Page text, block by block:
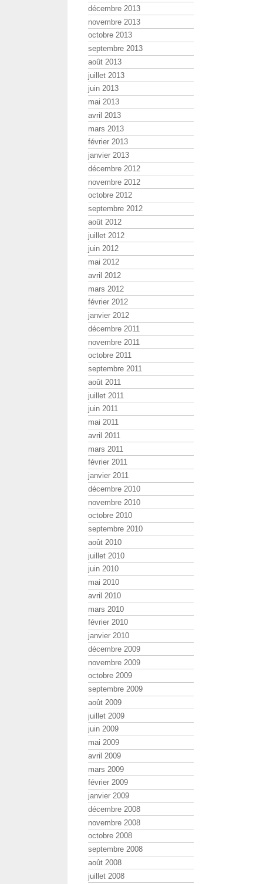
décembre 2013
novembre 2013
octobre 2013
septembre 2013
août 2013
juillet 2013
juin 2013
mai 2013
avril 2013
mars 2013
février 2013
janvier 2013
décembre 2012
novembre 2012
octobre 2012
septembre 2012
août 2012
juillet 2012
juin 2012
mai 2012
avril 2012
mars 2012
février 2012
janvier 2012
décembre 2011
novembre 2011
octobre 2011
septembre 2011
août 2011
juillet 2011
juin 2011
mai 2011
avril 2011
mars 2011
février 2011
janvier 2011
décembre 2010
novembre 2010
octobre 2010
septembre 2010
août 2010
juillet 2010
juin 2010
mai 2010
avril 2010
mars 2010
février 2010
janvier 2010
décembre 2009
novembre 2009
octobre 2009
septembre 2009
août 2009
juillet 2009
juin 2009
mai 2009
avril 2009
mars 2009
février 2009
janvier 2009
décembre 2008
novembre 2008
octobre 2008
septembre 2008
août 2008
juillet 2008